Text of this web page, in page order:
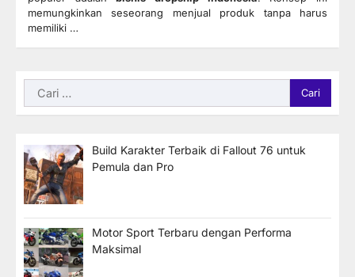
memungkinkan seseorang menjual produk tanpa harus
memiliki …
Cari
untuk:
Build Karakter Terbaik di Fallout 76 untuk
Pemula dan Pro
Motor Sport Terbaru dengan Performa
Maksimal